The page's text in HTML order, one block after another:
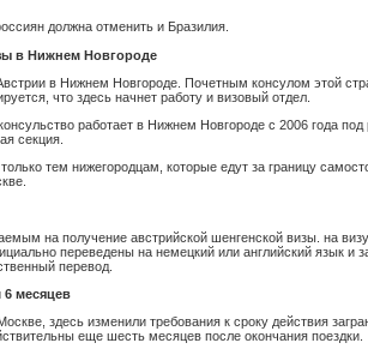
должна отменить и Бразилия.
в Нижнем Новгороде
в Нижнем Новгороде. Почетным консулом этой
что здесь начнет работу и визовый отдел.
работает в Нижнем Новгороде с 2006 года
секция.
тем нижегородцам, которые едут за границу
на получение австрийской шенгенской визы. на
переведены на немецкий или английский язык и
перевод.
6 месяцев
здесь изменили требования к сроку действия
еще шесть месяцев после окончания поездки.